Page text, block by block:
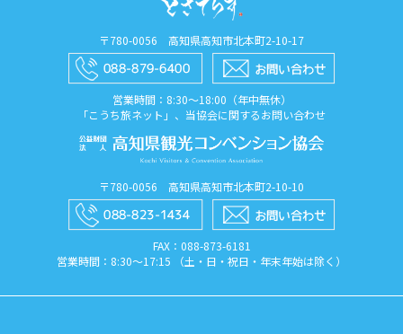
〒780-0056 高知県高知市北本町2-10-17
営業時間：8:30〜18:00（年中無休）
「こうち旅ネット」、当協会に関するお問い合わせ
〒780-0056 高知県高知市北本町2-10-10
FAX：088​-873​-6181
営業時間：8:30〜17:15 （土・日・祝日・年末年始は除く）